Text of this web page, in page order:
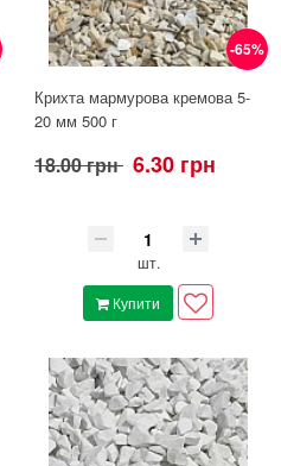
-65%
Крихта мармурова кремова 5-
20 мм 500 г
18.00 грн 6.30 грн
шт.
Купити